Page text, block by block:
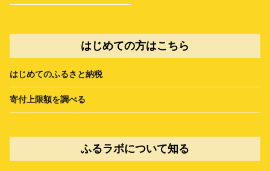
はじめての方はこちら
はじめてのふるさと納税
寄付上限額を調べる
ふるラボについて知る